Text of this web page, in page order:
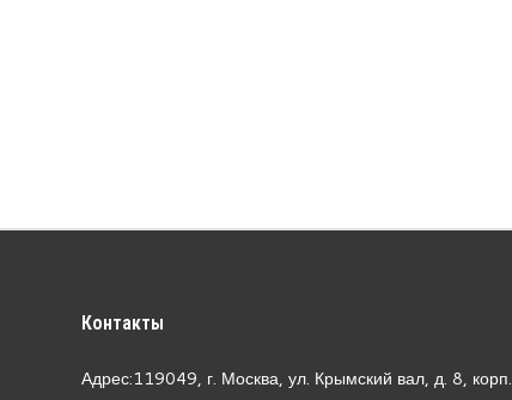
Контакты
Адрес:119049, г. Москва, ул. Крымский вал, д. 8, корп.